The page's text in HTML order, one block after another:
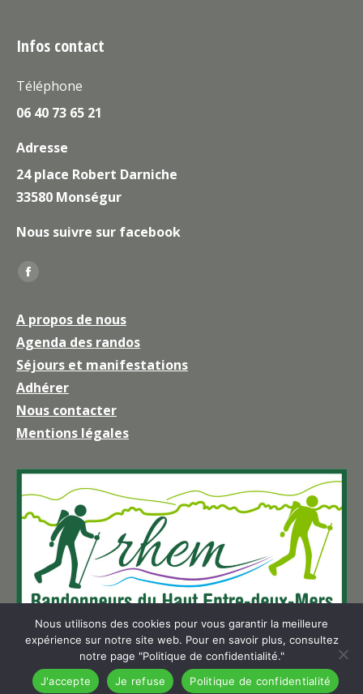
Infos contact
Téléphone
06 40 73 65 21
Adresse
24 place Robert Darniche
33580 Monségur
Nous suivre sur facebook
Trouvez nous sur :
La
Facebook
s'ouvre
dans
une
nouvelle
fenêtre
A propos de nous
Agenda des randos
Séjours et manifestations
Adhérer
Nous contacter
Mentions légales
Nous utilisons des cookies pour vous garantir la meilleure
expérience sur notre site web. Pour en savoir plus, consultez
notre page "Politique de confidentialité."
J'accepte
Je refuse Politique de confidentialité